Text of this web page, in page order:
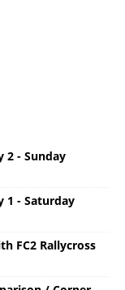
2 - Sunday
1 - Saturday
FC2 Rallycross